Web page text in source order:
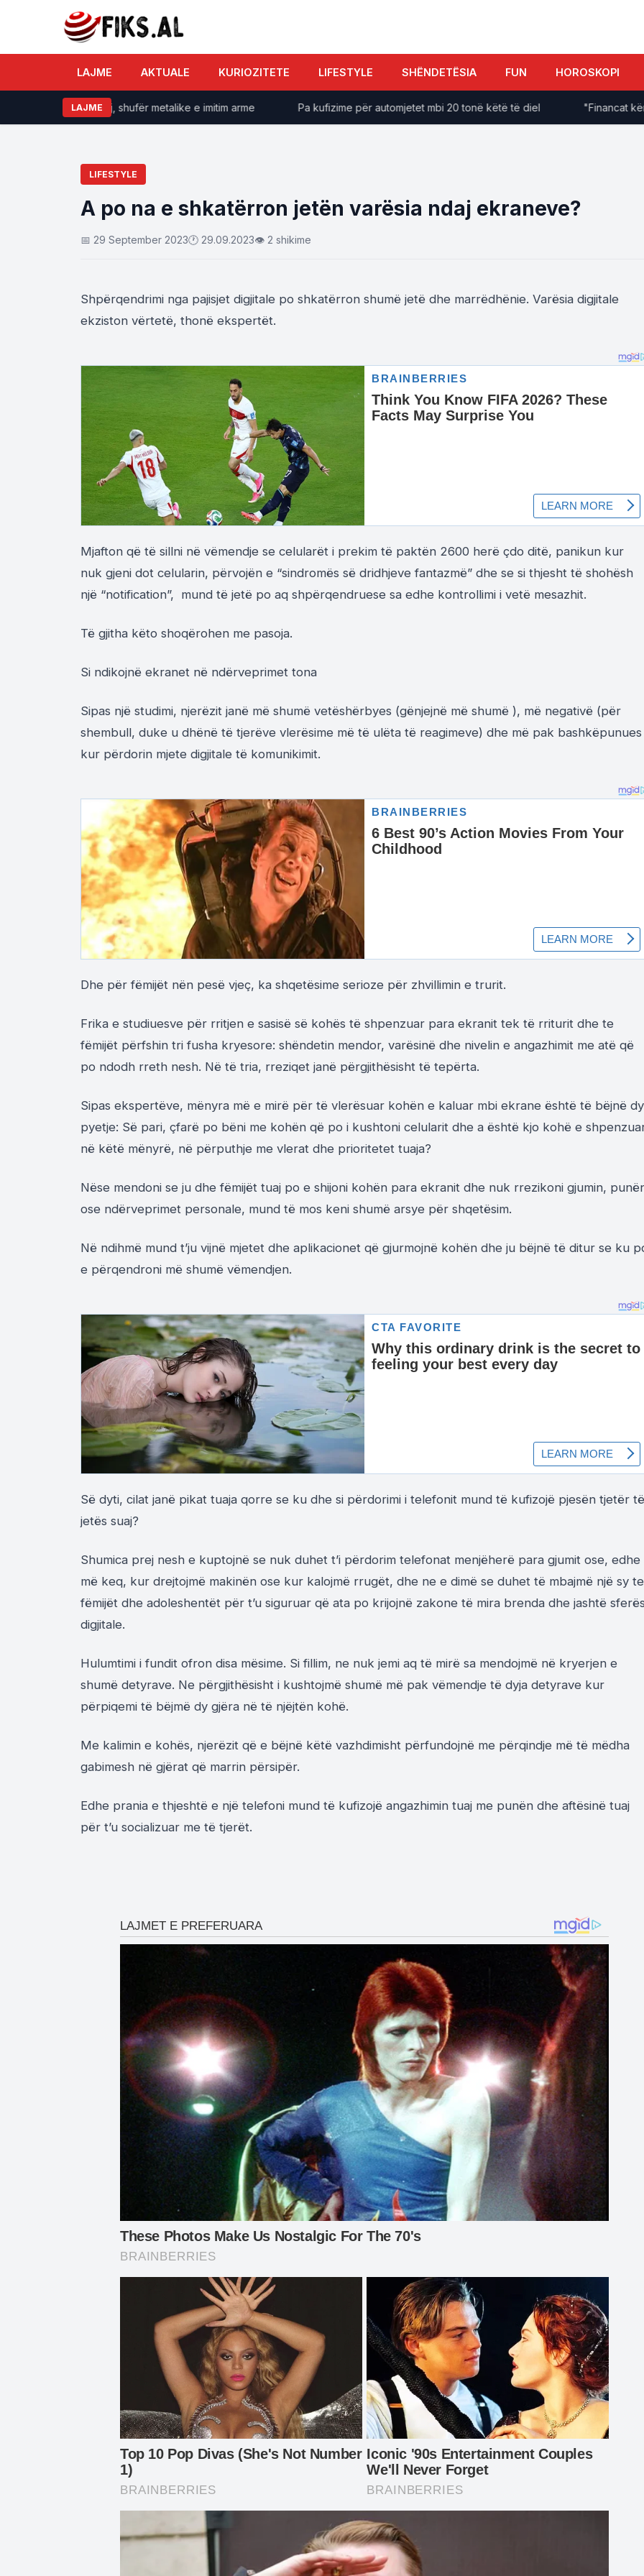
LAJME AKTUALE KURIOZITETE LIFESTYLE SHËNDETËSIA FUN HOROSKOPI
LAJME
i gjendet sprej, shufër metalike e imitim arme Pa kufizime për automjetet mbi 20 tonë këtë të diel "Financat
LIFESTYLE
A po na e shkatërron jetën varësia ndaj ekraneve?
📅 29 September 2023🕐 29.09.2023👁 2 shikime
Shpërqendrimi nga pajisjet digjitale po shkatërron shumë jetë dhe marrëdhënie. Varësia digjitale
ekziston vërtetë, thonë ekspertët.
Mjafton që të sillni në vëmendje se celularët i prekim të paktën 2600 herë çdo ditë, panikun kur
nuk gjeni dot celularin, përvojën e “sindromës së dridhjeve fantazmë” dhe se si thjesht të shohësh
një “notification”, mund të jetë po aq shpërqendruese sa edhe kontrollimi i vetë mesazhit.
Të gjitha këto shoqërohen me pasoja.
Si ndikojnë ekranet në ndërveprimet tona
Sipas një studimi, njerëzit janë më shumë vetëshërbyes (gënjejnë më shumë ), më negativë (për
shembull, duke u dhënë të tjerëve vlerësime më të ulëta të reagimeve) dhe më pak bashkëpunues
kur përdorin mjete digjitale të komunikimit.
Dhe për fëmijët nën pesë vjeç, ka shqetësime serioze për zhvillimin e trurit.
Frika e studiuesve për rritjen e sasisë së kohës të shpenzuar para ekranit tek të rriturit dhe te
fëmijët përfshin tri fusha kryesore: shëndetin mendor, varësinë dhe nivelin e angazhimit me atë që
po ndodh rreth nesh. Në të tria, rreziqet janë përgjithësisht të tepërta.
Sipas ekspertëve, mënyra më e mirë për të vlerësuar kohën e kaluar mbi ekrane është të bëjnë dy
pyetje: Së pari, çfarë po bëni me kohën që po i kushtoni celularit dhe a është kjo kohë e
në këtë mënyrë, në përputhje me vlerat dhe prioritetet tuaja?
Nëse mendoni se ju dhe fëmijët tuaj po e shijoni kohën para ekranit dhe nuk rrezikoni gjumin,
ose ndërveprimet personale, mund të mos keni shumë arsye për shqetësim.
Në ndihmë mund t’ju vijnë mjetet dhe aplikacionet që gjurmojnë kohën dhe ju bëjnë të ditur se ku
e përqendroni më shumë vëmendjen.
Së dyti, cilat janë pikat tuaja qorre se ku dhe si përdorimi i telefonit mund të kufizojë pjesën tjetër të
jetës suaj?
Shumica prej nesh e kuptojnë se nuk duhet t’i përdorim telefonat menjëherë para gjumit ose, edhe
më keq, kur drejtojmë makinën ose kur kalojmë rrugët, dhe ne e dimë se duhet të mbajmë një sy te
fëmijët dhe adoleshentët për t’u siguruar që ata po krijojnë zakone të mira brenda dhe jashtë
digjitale.
Hulumtimi i fundit ofron disa mësime. Si fillim, ne nuk jemi aq të mirë sa mendojmë në kryerjen e
shumë detyrave. Ne përgjithësisht i kushtojmë shumë më pak vëmendje të dyja detyrave kur
përpiqemi të bëjmë dy gjëra në të njëjtën kohë.
Me kalimin e kohës, njerëzit që e bëjnë këtë vazhdimisht përfundojnë me përqindje më të mëdha
gabimesh në gjërat që marrin përsipër.
Edhe prania e thjeshtë e një telefoni mund të kufizojë angazhimin tuaj me punën dhe aftësinë tuaj
për t’u socializuar me të tjerët.